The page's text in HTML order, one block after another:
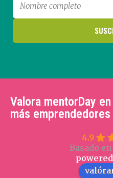
Valora mentorDay
más emprendedores
4.9
Basado